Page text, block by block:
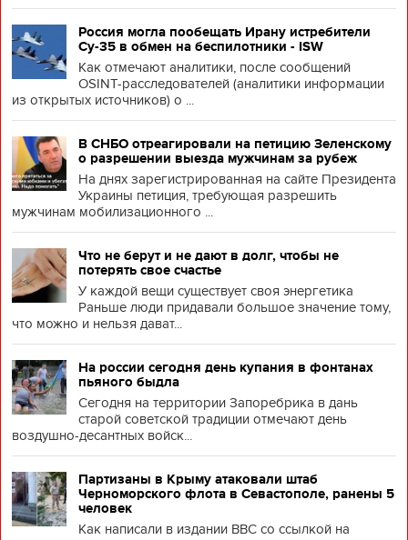
Россия могла пообещать Ирану истребители
Су-35 в обмен на беспилотники - ISW
Как отмечают аналитики, после сообщений
OSINT-расследователей (аналитики информации
из открытых источников) о ...
В СНБО отреагировали на петицию Зеленскому
о разрешении выезда мужчинам за рубеж
На днях зарегистрированная на сайте Президента
Украины петиция, требующая разрешить
мужчинам мобилизационного ...
Что не берут и не дают в долг, чтобы не
потерять свое счастье
У каждой вещи существует своя энергетика
Раньше люди придавали большое значение тому,
что можно и нельзя дават...
На россии сегодня день купания в фонтанах
пьяного быдла
Сегодня на территории Запоребрика в дань
старой советской традиции отмечают день
воздушно-десантных войск...
Партизаны в Крыму атаковали штаб
Черноморского флота в Севастополе, ранены 5
человек
Как написали в издании BBC со ссылкой на